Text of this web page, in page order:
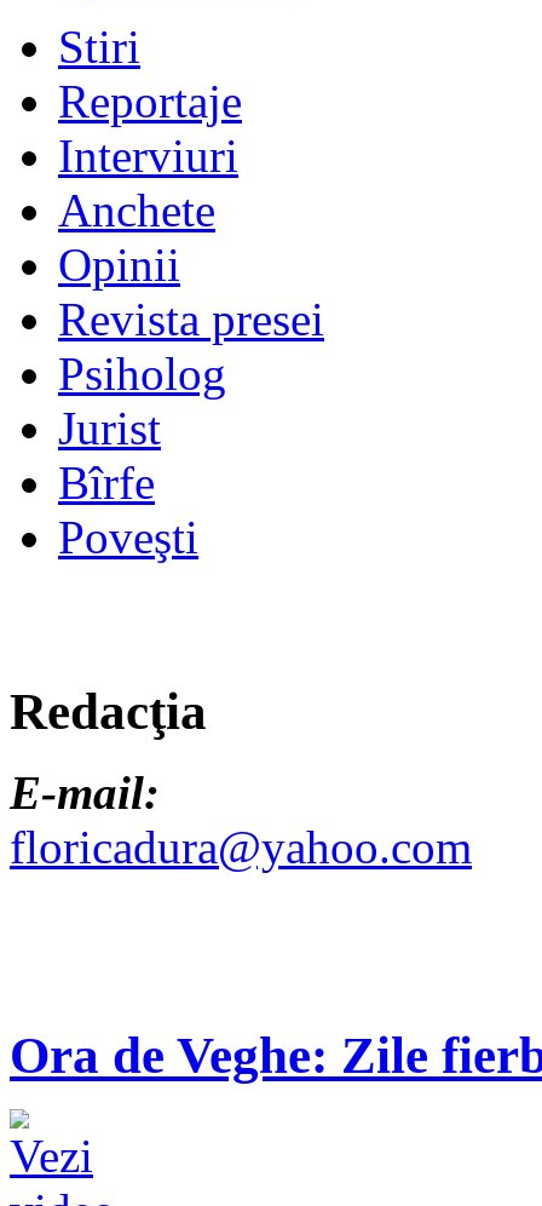
Stiri
Reportaje
Interviuri
Anchete
Opinii
Revista presei
Psiholog
Jurist
Bîrfe
Poveşti
Redacţia
E-mail:
floricadura@yahoo.com
Ora de Veghe: Zile